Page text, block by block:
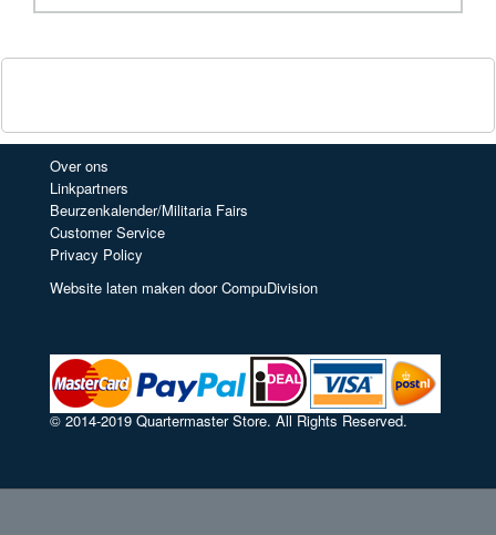
Over ons
Linkpartners
Beurzenkalender/Militaria Fairs
Customer Service
Privacy Policy
Website laten maken door CompuDivision
© 2014-2019 Quartermaster Store. All Rights Reserved.